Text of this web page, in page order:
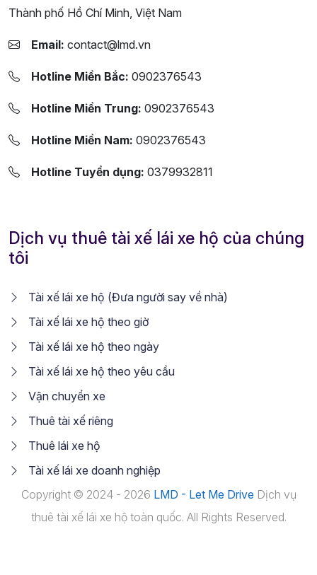
Thành phố Hồ Chí Minh, Việt Nam
Email: contact@lmd.vn
Hotline Miền Bắc: 0902376543
Hotline Miền Trung: 0902376543
Hotline Miền Nam: 0902376543
Hotline Tuyển dụng: 0379932811
Dịch vụ thuê tài xế lái xe hộ của chúng
tôi
Tài xế lái xe hộ (Đưa người say về nhà)
Tài xế lái xe hộ theo giờ
Tài xế lái xe hộ theo ngày
Tài xế lái xe hộ theo yêu cầu
Vận chuyển xe
Thuê tài xế riêng
Thuê lái xe hộ
Tài xế lái xe doanh nghiệp
Copyright © 2024 - 2026 LMD - Let Me Drive Dịch vụ
thuê tài xế lái xe hộ toàn quốc. All Rights Reserved.